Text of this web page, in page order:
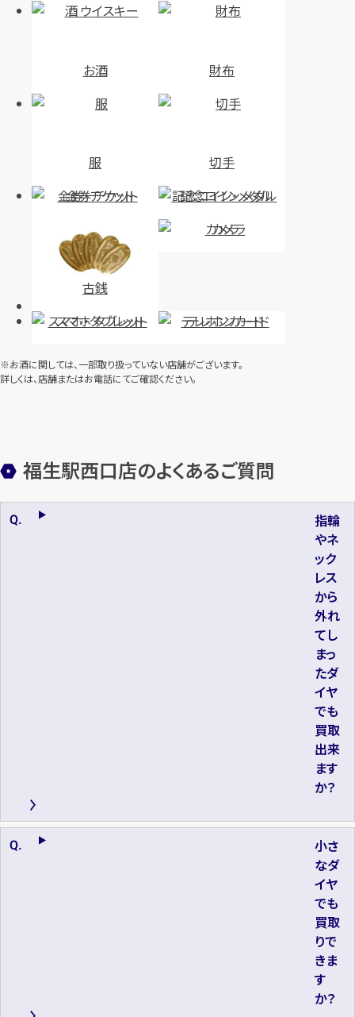
お酒 財布
服
切手
金券・チケット
記念コイン・メダル
古銭
カメラ
スマホ・タブレット テレホンカード
※お酒に関しては、一部取り扱っていない店舗がございます。
詳しくは、店舗またはお電話にてご確認ください。
福生駅西口店のよくあるご質問
指輪
やネ
ック
レス
から
外れ
てし
まっ
たダ
イヤ
でも
買取
出来
ます
か？
小さ
なダ
イヤ
でも
買取
りで
きま
す
か？